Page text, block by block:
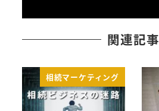
関連記事
相続マーケティング